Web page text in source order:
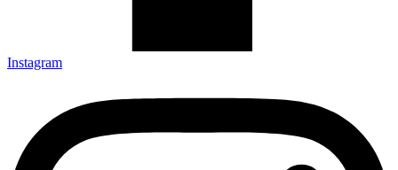
Instagram